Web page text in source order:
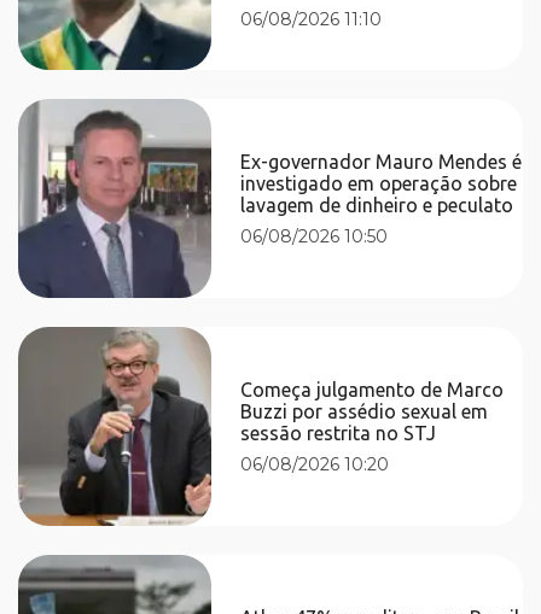
06/08/2026 11:10
Ex-governador Mauro Mendes é
investigado em operação sobre
lavagem de dinheiro e peculato
06/08/2026 10:50
Começa julgamento de Marco
Buzzi por assédio sexual em
sessão restrita no STJ
06/08/2026 10:20